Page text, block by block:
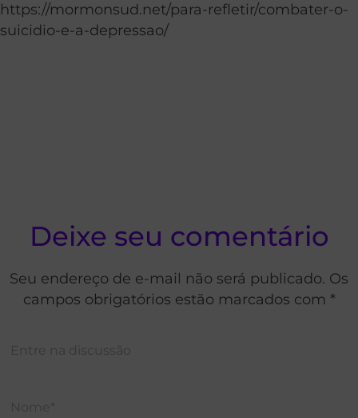
https://mormonsud.net/para-refletir/combater-o-
suicidio-e-a-depressao/
Deixe seu comentário
Seu endereço de e-mail não será publicado. Os
campos obrigatórios estão marcados com *